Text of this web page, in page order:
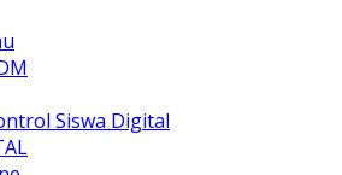
Siswa Digital